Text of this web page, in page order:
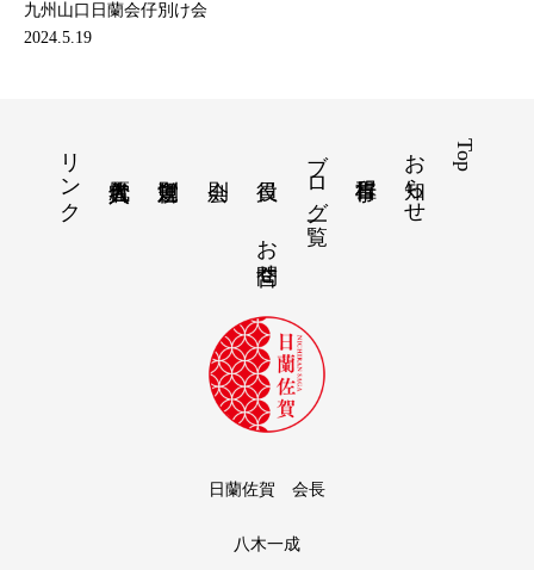
九州山口日蘭会仔別け会
2024.5.19
Top
お知らせ
ブログ一覧
リンク
お問合せ
日蘭佐賀 会長
八木一成